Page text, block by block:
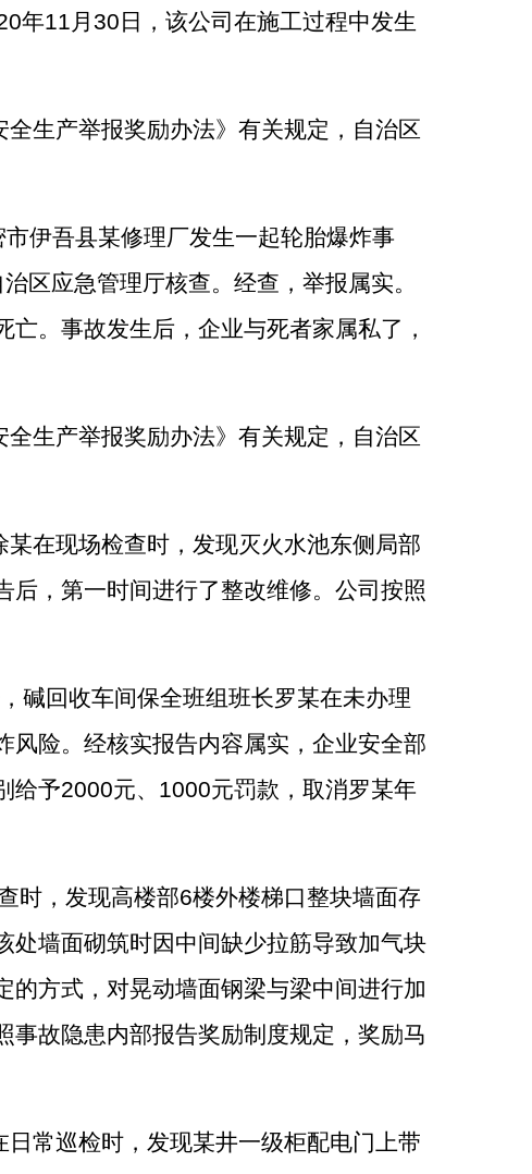
年11月 30 日，该公司在施工过程中发生
生产举报奖励办法》有关规定，自治区
伊吾县某修理厂发生一起轮胎爆炸事
区应急管理厅核查。经查，举报属实。
亡。事故发生后，企业与死者家属私了，
生产举报奖励办法》有关规定，自治区
在现场检查时，发现灭火水池东侧局部
，第一时间进行了整改维修。公司按照
碱回收车间保全班组班长罗某在未办理
风险。经核实报告内容属实，企业安全部
给予2000元、 1000元罚款，取消罗某年
时，发现高楼部6楼外楼梯口整块墙面存
处墙面砌筑时因中间缺少拉筋导致加气块
方式，对晃动墙面钢梁与梁中间进行加
事故隐患内部报告奖励制度规定 ， 奖励马
常巡检时，发现某井一级柜配电门上带